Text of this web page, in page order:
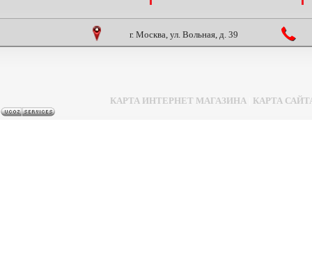
г. Москва, ул. Вольная, д. 39
КАРТА ИНТЕРНЕТ МАГАЗИНА КАРТА